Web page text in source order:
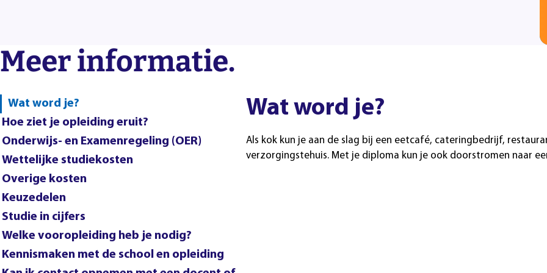
Meer informatie.
Wat word je?
Hoe ziet je opleiding eruit?
Onderwijs- en Examenregeling (OER)
Wettelijke studiekosten
Overige kosten
Keuzedelen
Studie in cijfers
Welke vooropleiding heb je nodig?
Kennismaken met de school en opleiding
Wat word je?
Als kok kun je aan de slag bij een eetcafé, cateringbedrijf,
verzorgingstehuis. Met je diploma kun je ook doorstromen naar